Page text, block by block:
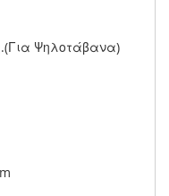
Ψηλοτάβανα)